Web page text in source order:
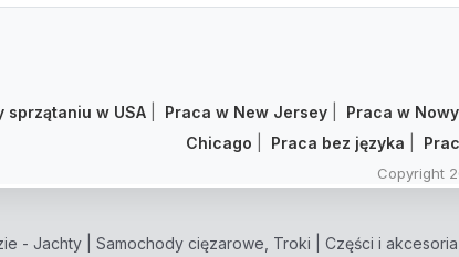
sprzątaniu w USA Praca w New Jersey Praca w
Chicago
Praca bez języka
Copyright
- Jachty Samochody cięzarowe, Troki Części i akcesoria